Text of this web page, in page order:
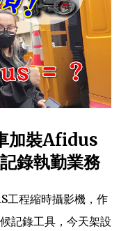
加裝Afidus
錄執勤業務
工程縮時攝影機，作
記錄工具，今天架設